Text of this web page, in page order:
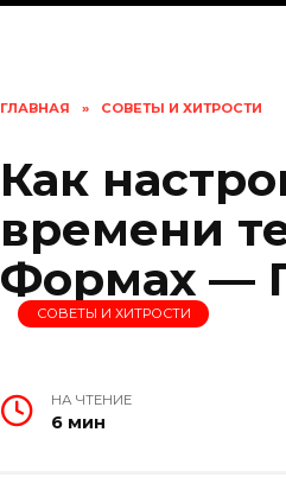
ГЛАВНАЯ » СОВЕТЫ И ХИТРОСТИ
Как
времени
Формах —
СОВЕТЫ И ХИТРОСТИ
НА ЧТЕНИЕ
6 мин